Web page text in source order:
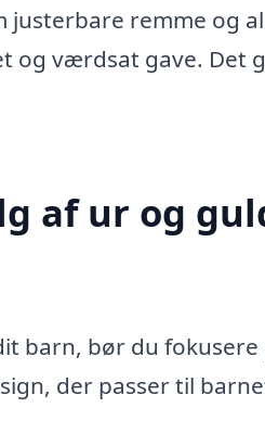
remme og
og værdsat gave. Det
af ur og
barn, bør du fokusere
der passer til